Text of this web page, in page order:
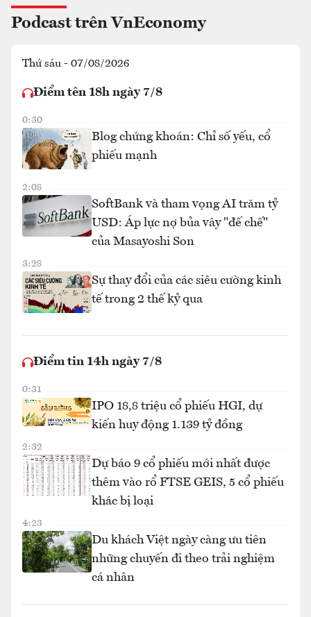
Podcast trên VnEconomy
Thứ sáu - 07/08/2026
Điểm tên 18h ngày 7/8
0:30
Blog chứng khoán: Chỉ số yếu, cổ
phiếu mạnh
2:08
SoftBank và tham vọng AI trăm tỷ
USD: Áp lực nợ bủa vây "đế chế"
của Masayoshi Son
3:28
Sự thay đổi của các siêu cường kinh
tế trong 2 thế kỷ qua
Điểm tin 14h ngày 7/8
0:31
IPO 18,8 triệu cổ phiếu HGI, dự
kiến huy động 1.139 tỷ đồng
2:32
Dự báo 9 cổ phiếu mới nhất được
thêm vào rổ FTSE GEIS, 5 cổ phiếu
khác bị loại
4:23
Du khách Việt ngày càng ưu tiên
những chuyến đi theo trải nghiệm
cá nhân